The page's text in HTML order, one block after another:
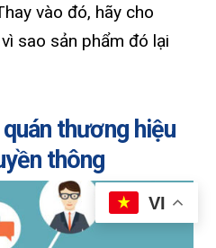
vào đó, hãy cho
sao sản phẩm đó lại
thương hiệu
thông
VI